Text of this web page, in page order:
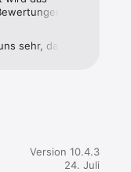
sehr, dass
Version 10.4.3
24. Juli